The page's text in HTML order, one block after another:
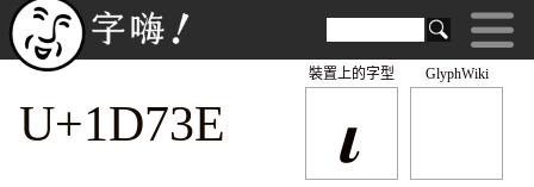
GlyphWiki
𝜾
裝置上的字型
U+1D73E